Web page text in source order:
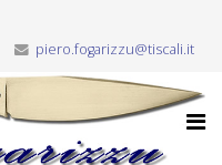
piero.fogarizzu@tiscali.it